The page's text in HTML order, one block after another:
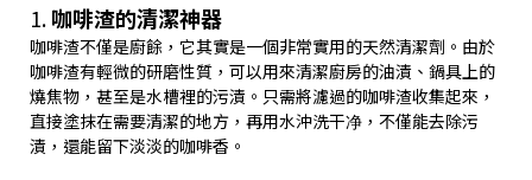
1.咖啡渣的清潔神器
咖啡渣不僅是廚餘，它其實是一個非常實用的天然清潔劑。由於
咖啡渣有輕微的研磨性質，可以用來清潔廚房的油漬、鍋具上的
燒焦物，甚至是水槽裡的污漬。只需將濾過的咖啡渣收集起來，
直接塗抹在需要清潔的地方，再用水沖洗干净，不僅能去除污
漬，還能留下淡淡的咖啡香。